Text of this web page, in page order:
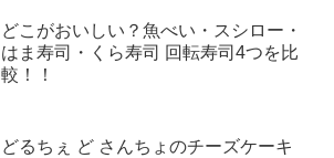
どこがおいしい？魚べい・スシロー・
はま寿司・くら寿司 回転寿司4つを比
較！！
どるちぇ ど さんちょのチーズケーキ